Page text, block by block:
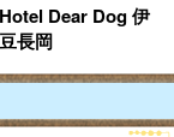
Hotel Dear Dog 伊
豆長岡